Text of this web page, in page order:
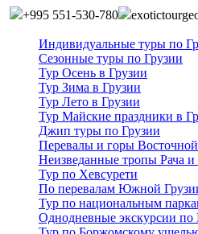
+995 551-530-780
Индивидуальные туры по
Сезонные туры по Грузии
Тур Осень в Грузии
Тур Зима в Грузии
Тур Лето в Грузии
Тур Майские праздники в
Джип туры по Грузии
Перевалы и горы
Неизведанные тропы Рача и
Тур по Хевсурети
По перевалам Южной
Тур по национальным
Однодневные экскурсии по